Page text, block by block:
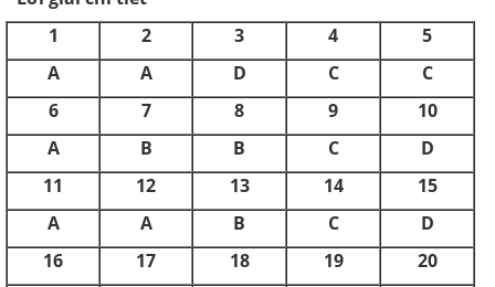
1
2 3 4
5
A
A D C
C
6
7 8 9
10
A
B B C
D
11
12 13 14
15
A
A B C
D
16
17 18 19
20